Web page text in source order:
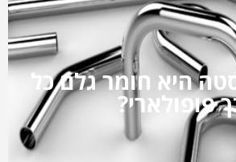
היא חומר גלם כל
פופולארי?